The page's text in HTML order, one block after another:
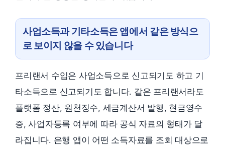
사업소득과 기타소득은 앱에서 같은 방식으
로 보이지 않을 수 있습니다
프리랜서 수입은 사업소득으로 신고되기도 하고 기
타소득으로 신고되기도 합니다. 같은 프리랜서라도
플랫폼 정산, 원천징수, 세금계산서 발행, 현금영수
증, 사업자등록 여부에 따라 공식 자료의 형태가 달
라집니다. 은행 앱이 어떤 소득자료를 조회 대상으로